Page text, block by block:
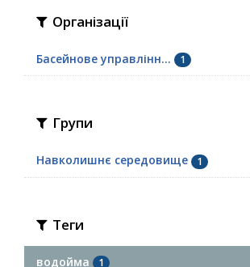
Організації
Басейнове управлінн... 1
Групи
Навколишнє середовище 1
Теги
водойма 1